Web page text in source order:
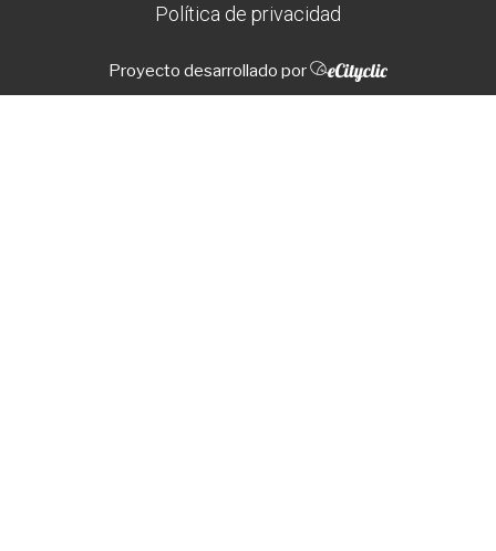
Política de privacidad
Proyecto desarrollado por